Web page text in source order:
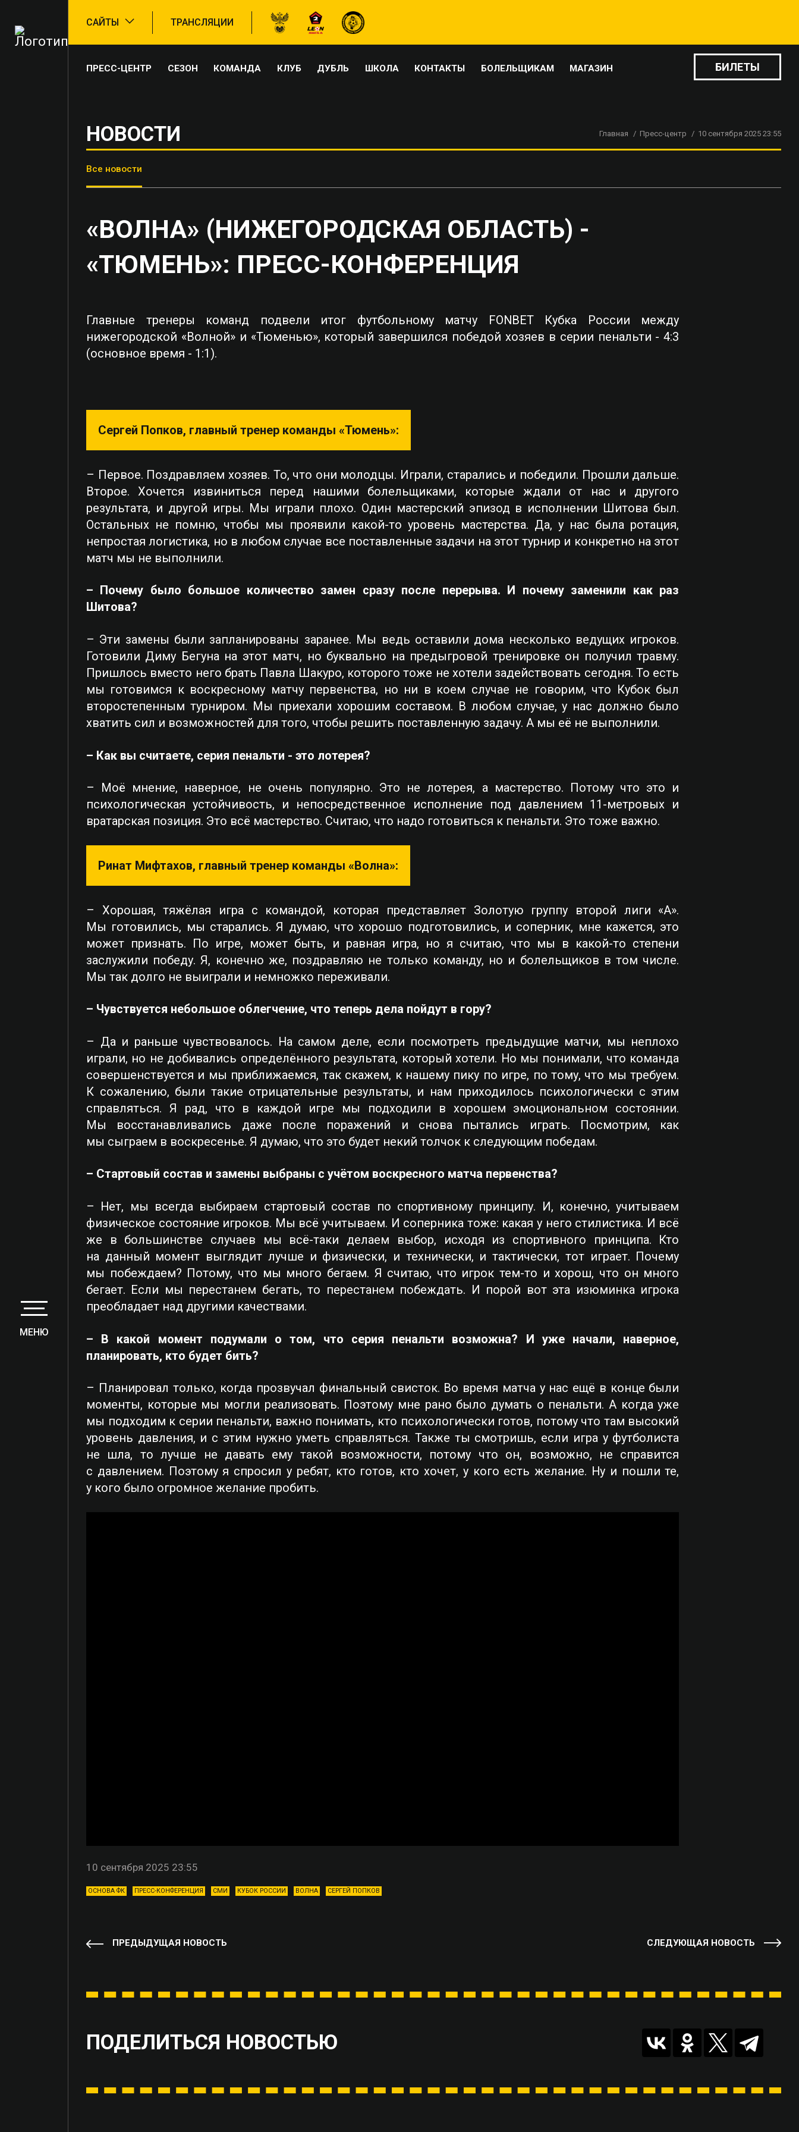
САЙТЫ ТРАНСЛЯЦИИ
ПРЕСС-ЦЕНТР СЕЗОН КОМАНДА КЛУБ ДУБЛЬ ШКОЛА КОНТАКТЫ БОЛЕЛЬЩИКАМ МАГАЗИН БИЛЕТЫ
МЕНЮ
НОВОСТИ Главная Пресс-центр 10 сентября 2025 23:55
Все новости
«ВОЛНА» (НИЖЕГОРОДСКАЯ ОБЛАСТЬ) -
«ТЮМЕНЬ»: ПРЕСС-КОНФЕРЕНЦИЯ
Главные тренеры команд подвели итог футбольному матчу FONBET Кубка России между
нижегородской «Волной» и «Тюменью», который завершился победой хозяев в серии пенальти - 4:3
(основное время - 1:1).
Сергей Попков, главный тренер команды «Тюмень»:
– Первое. Поздравляем хозяев. То, что они молодцы. Играли, старались и победили. Прошли дальше.
Второе. Хочется извиниться перед нашими болельщиками, которые ждали от нас и другого
результата, и другой игры. Мы играли плохо. Один мастерский эпизод в исполнении Шитова был.
Остальных не помню, чтобы мы проявили какой-то уровень мастерства. Да, у нас была ротация,
непростая логистика, но в любом случае все поставленные задачи на этот турнир и конкретно на этот
матч мы не выполнили.
– Почему было большое количество замен сразу после перерыва. И почему заменили как раз
Шитова?
– Эти замены были запланированы заранее. Мы ведь оставили дома несколько ведущих игроков.
Готовили Диму Бегуна на этот матч, но буквально на предыгровой тренировке он получил травму.
Пришлось вместо него брать Павла Шакуро, которого тоже не хотели задействовать сегодня. То есть
мы готовимся к воскресному матчу первенства, но ни в коем случае не говорим, что Кубок был
второстепенным турниром. Мы приехали хорошим составом. В любом случае, у нас должно было
хватить сил и возможностей для того, чтобы решить поставленную задачу. А мы её не выполнили.
– Как вы считаете, серия пенальти - это лотерея?
– Моё мнение, наверное, не очень популярно. Это не лотерея, а мастерство. Потому что это и
психологическая устойчивость, и непосредственное исполнение под давлением 11-метровых и
вратарская позиция. Это всё мастерство. Считаю, что надо готовиться к пенальти. Это тоже важно.
Ринат Мифтахов, главный тренер команды «Волна»:
– Хорошая, тяжёлая игра с командой, которая представляет Золотую группу второй лиги «А».
Мы готовились, мы старались. Я думаю, что хорошо подготовились, и соперник, мне кажется, это
может признать. По игре, может быть, и равная игра, но я считаю, что мы в какой-то степени
заслужили победу. Я, конечно же, поздравляю не только команду, но и болельщиков в том числе.
Мы так долго не выиграли и немножко переживали.
– Чувствуется небольшое облегчение, что теперь дела пойдут в гору?
– Да и раньше чувствовалось. На самом деле, если посмотреть предыдущие матчи, мы неплохо
играли, но не добивались определённого результата, который хотели. Но мы понимали, что команда
совершенствуется и мы приближаемся, так скажем, к нашему пику по игре, по тому, что мы требуем.
К сожалению, были такие отрицательные результаты, и нам приходилось психологически с этим
справляться. Я рад, что в каждой игре мы подходили в хорошем эмоциональном состоянии.
Мы восстанавливались даже после поражений и снова пытались играть. Посмотрим, как
мы сыграем в воскресенье. Я думаю, что это будет некий толчок к следующим победам.
– Стартовый состав и замены выбраны с учётом воскресного матча первенства?
– Нет, мы всегда выбираем стартовый состав по спортивному принципу. И, конечно, учитываем
физическое состояние игроков. Мы всё учитываем. И соперника тоже: какая у него стилистика. И всё
же в большинстве случаев мы всё-таки делаем выбор, исходя из спортивного принципа. Кто
на данный момент выглядит лучше и физически, и технически, и тактически, тот играет. Почему
мы побеждаем? Потому, что мы много бегаем. Я считаю, что игрок тем-то и хорош, что он много
бегает. Если мы перестанем бегать, то перестанем побеждать. И порой вот эта изюминка игрока
преобладает над другими качествами.
– В какой момент подумали о том, что серия пенальти возможна? И уже начали, наверное,
планировать, кто будет бить?
– Планировал только, когда прозвучал финальный свисток. Во время матча у нас ещё в конце были
моменты, которые мы могли реализовать. Поэтому мне рано было думать о пенальти. А когда уже
мы подходим к серии пенальти, важно понимать, кто психологически готов, потому что там высокий
уровень давления, и с этим нужно уметь справляться. Также ты смотришь, если игра у футболиста
не шла, то лучше не давать ему такой возможности, потому что он, возможно, не справится
с давлением. Поэтому я спросил у ребят, кто готов, кто хочет, у кого есть желание. Ну и пошли те,
у кого было огромное желание пробить.
10 сентября 2025 23:55
ОСНОВА ФК ПРЕСС-КОНФЕРЕНЦИЯ СМИ КУБОК РОССИИ ВОЛНА СЕРГЕЙ ПОПКОВ
ПРЕДЫДУЩАЯ НОВОСТЬ СЛЕДУЮЩАЯ НОВОСТЬ
ПОДЕЛИТЬСЯ НОВОСТЬЮ